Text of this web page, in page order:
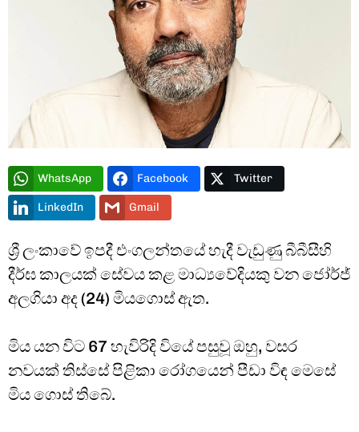
Type and hit enter
WhatsApp Facebook Twitter
LinkedIn Gmail
ශ්‍රී ලංකාවේ ඉපදී එංගලන්තයේ හැදී වැඩුණු බීබීසීහි
දීර්ඝ කාලයක් සේවය කළ මාධ්‍යවේදියකු වන ජෝර්ජ්
අලගියා අද (24) මියගොස් ඇත.
මිය යන විට 67 හැවිරිදි වියේ පසුවූ ඔහු, වසර
නවයක් තිස්සේ පිළිකා රෝගයෙන් පීඩා විඳ මෙසේ
මිය ගොස් තිබේ.